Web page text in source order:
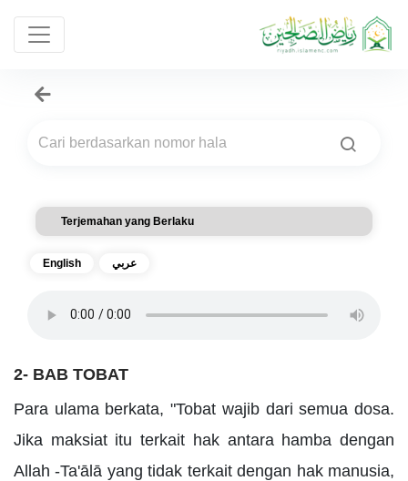
Terjemahan yang Berlaku
English عربي
2- BAB TOBAT
Para ulama berkata, "Tobat wajib dari semua dosa.
Jika maksiat itu terkait hak antara hamba dengan
Allah -Ta'ālā yang tidak terkait dengan hak manusia,